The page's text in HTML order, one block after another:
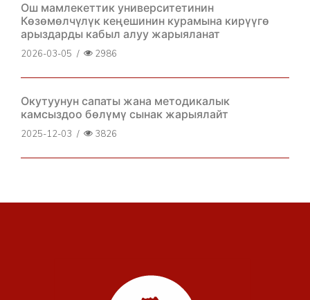
Ош мамлекеттик университетинин
Көзөмөлчүлүк кеңешинин курамына кирүүгө
арыздарды кабыл алуу жарыяланат
2026-03-05 / 2986
Окутуунун сапаты жана методикалык
камсыздоо бөлүмү сынак жарыялайт
2025-12-03 / 3826